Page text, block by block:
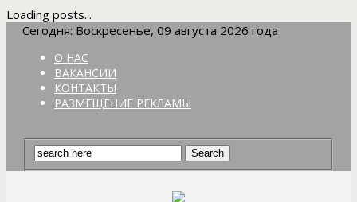
Loading posts...
Сегодня: Воскресенье, 09 августа 2026 года
О НАС
ВАКАНСИИ
КОНТАКТЫ
РАЗМЕЩЕНИЕ РЕКЛАМЫ